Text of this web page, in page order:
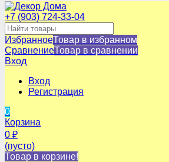
+7 (903) 724-33-04
ИзбранноеТовар в избранном
СравнениеТовар в сравнении
Вход
Вход
Регистрация
0
Корзина
0 ₽
(пусто)
Товар в корзине!